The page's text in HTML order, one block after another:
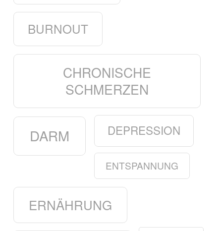
BURNOUT
CHRONISCHE
SCHMERZEN
DARM DEPRESSION
ENTSPANNUNG
ERNÄHRUNG